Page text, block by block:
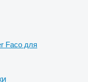
Faco для